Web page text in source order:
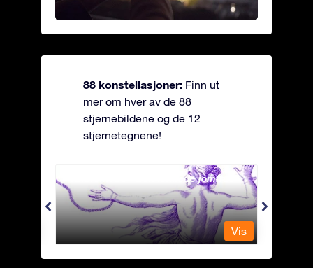
88 konstellasjoner: Finn ut
mer om hver av de 88
stjernebildene og de 12
stjernetegnene!
Andromeda - Den lenkede jomfrua
Vis